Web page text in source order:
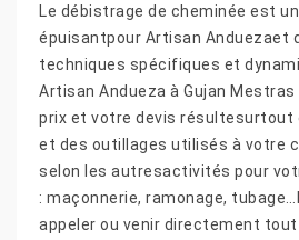
Le débistrage de cheminée est
épuisantpour Artisan Anduezaet
techniques spécifiques et
Artisan Andueza à Gujan
prix et votre devis résultesurtout
et des outillages utilisés à votre
selon les autresactivités pour
: maçonnerie, ramonage,
appeler ou venir directement